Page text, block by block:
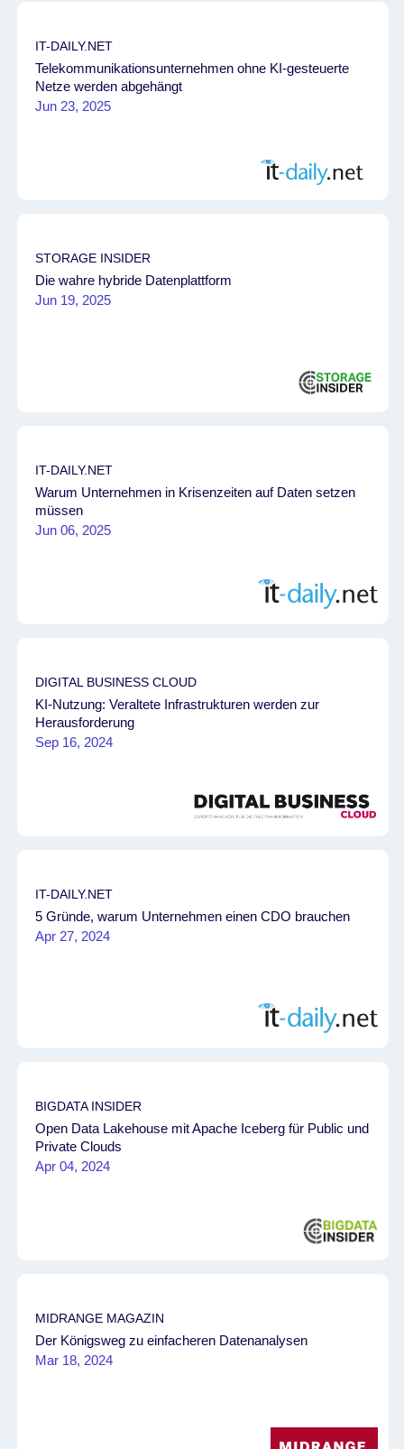
IT-DAILY.NET
Telekommunikationsunternehmen ohne KI-gesteuerte
Netze werden abgehängt
Jun 23, 2025
STORAGE INSIDER
Die wahre hybride Datenplattform
Jun 19, 2025
IT-DAILY.NET
Warum Unternehmen in Krisenzeiten auf Daten setzen
müssen
Jun 06, 2025
DIGITAL BUSINESS CLOUD
KI-Nutzung: Veraltete Infrastrukturen werden zur
Herausforderung
Sep 16, 2024
IT-DAILY.NET
5 Gründe, warum Unternehmen einen CDO brauchen
Apr 27, 2024
BIGDATA INSIDER
Open Data Lakehouse mit Apache Iceberg für Public und
Private Clouds
Apr 04, 2024
MIDRANGE MAGAZIN
Der Königsweg zu einfacheren Datenanalysen
Mar 18, 2024